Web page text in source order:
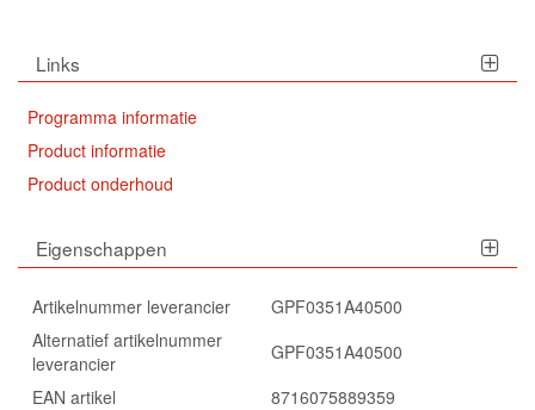
Links
Programma informatie
Product informatie
Product onderhoud
Eigenschappen
Artikelnummer leverancier
GPF0351A40500
Alternatief artikelnummer
leverancier
GPF0351A40500
EAN artikel
8716075889359